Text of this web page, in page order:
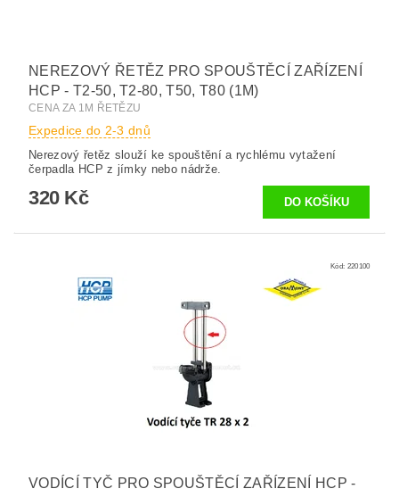
NEREZOVÝ ŘETĚZ PRO SPOUŠTĚCÍ ZAŘÍZENÍ
HCP - T2-50, T2-80, T50, T80 (1M)
CENA ZA 1M ŘETĚZU
Expedice do 2-3 dnů
Nerezový řetěz slouží ke spouštění a rychlému vytažení
čerpadla HCP z jímky nebo nádrže.
320 Kč
Kód: 220100
VODÍCÍ TYČ PRO SPOUŠTĚCÍ ZAŘÍZENÍ HCP -